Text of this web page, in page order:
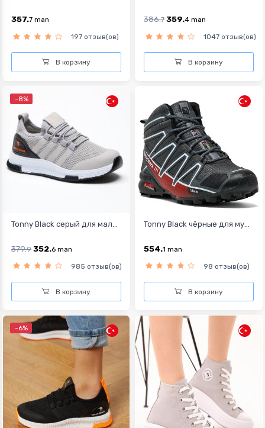
357.7 man
197 отзыв(ов)
В корзину
386.7 359.4 man
1047 отзыв(ов)
В корзину
-8%
Tonny Black серый для мал...
379.9 352.6 man
985 отзыв(ов)
В корзину
Tonny Black чёрныe для му...
554.1 man
98 отзыв(ов)
В корзину
-6%